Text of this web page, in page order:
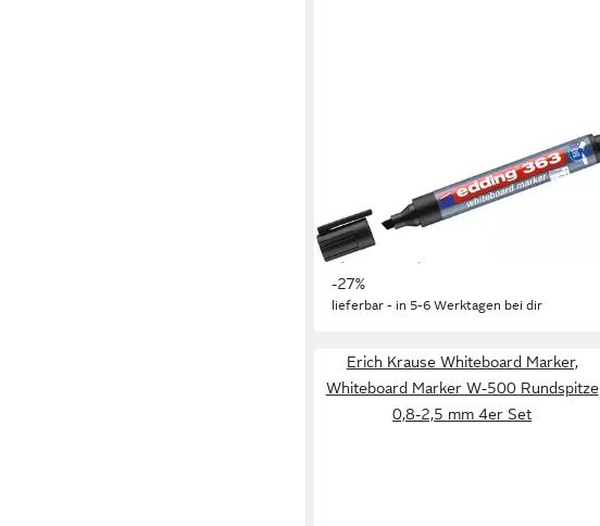
Whiteboard Marker
Whiteboardmarker edding 363
nachfüllbar 1-5mm schwarz
2,31 €
-27%
lieferbar - in 5-6 Werktagen bei dir
Erich Krause Whiteboard Marker,
Whiteboard Marker W-500 Rundspitze
0,8-2,5 mm 4er Set